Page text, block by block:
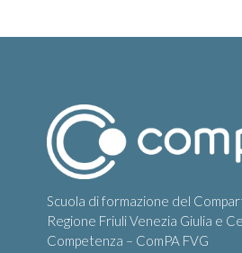
Scuola di formazione del
Regione Friuli Venezia Giulia e
Competenza – ComPA FVG